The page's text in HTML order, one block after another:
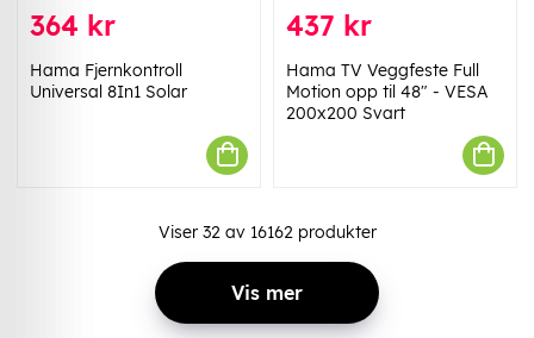
364 kr
Hama Fjernkontroll
Universal 8In1 Solar
437 kr
Hama TV Veggfeste Full
Motion opp til 48" - VESA
200x200 Svart
Viser 32av 16162produkter
Vis mer